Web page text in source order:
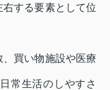
する要素として位
買い物施設や医療
常生活のしやすさ